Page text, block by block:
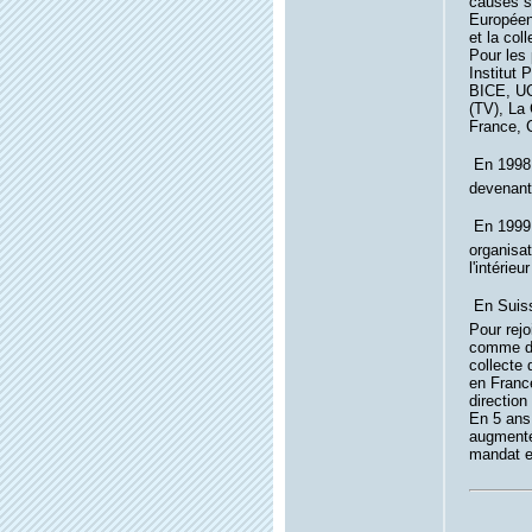
et la
Pour les
Institut
BICE,
(TV), La
France,
 En
 En
 En
Pour
comme
collecte
en
direction
En 5
mandat